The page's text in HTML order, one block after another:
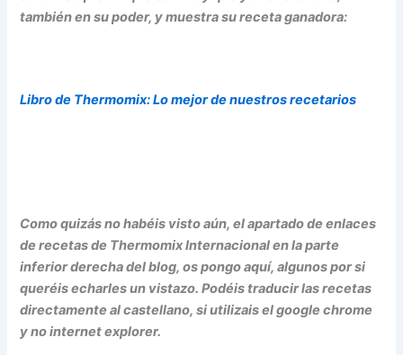
también en su poder, y muestra su receta ganadora:
Libro de Thermomix: Lo mejor de nuestros recetarios
Como quizás no habéis visto aún, el apartado de enlaces
de recetas de Thermomix Internacional en la parte
inferior derecha del blog, os pongo aquí, algunos por si
queréis echarles un vistazo. Podéis traducir las recetas
directamente al castellano, si utilizais el google chrome
y no internet explorer.